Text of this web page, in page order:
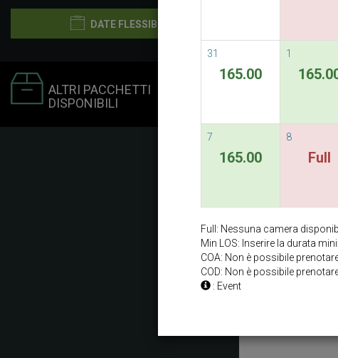
DATE FLESSIBILI
ALTRI PACCHETTI
DISPONIBILI
31
165.00
1
7
165.00
8
Full
Full: Nessuna camera
Min LOS: Inserire la durata
COA: Non è possibile
COD: Non è possibile
: Event